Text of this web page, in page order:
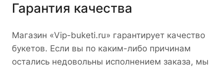
Гарантия качества
Магазин «Vip-buketi.ru» гарантирует качество
букетов. Если вы по каким-либо причинам
остались недовольны исполнением заказа, мы